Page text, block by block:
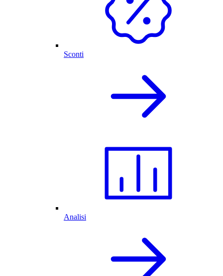
Sconti
Analisi